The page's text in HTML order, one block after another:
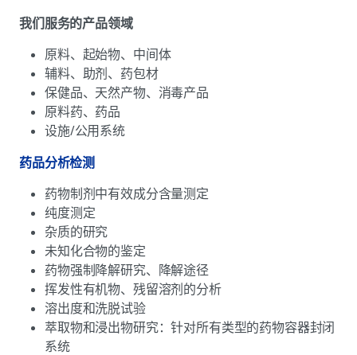
我们服务的产品领域
原料、起始物、中间体
辅料、助剂、药包材
保健品、天然产物、消毒产品
原料药、药品
设施/公用系统
药品分析检测
药物制剂中有效成分含量测定
纯度测定
杂质的研究
未知化合物的鉴定
药物强制降解研究、降解途径
挥发性有机物、残留溶剂的分析
溶出度和洗脱试验
萃取物和浸出物研究：针对所有类型的药物容器封闭
系统